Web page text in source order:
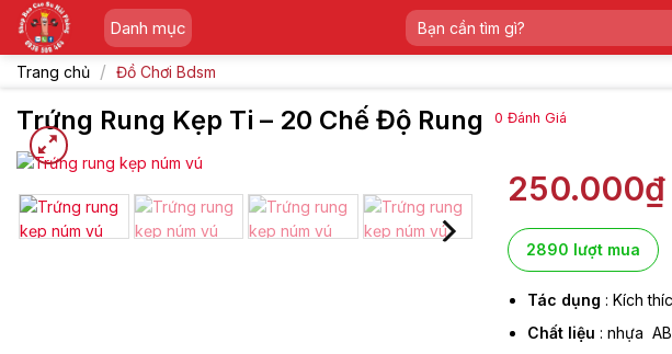
Skip
content
Danh mục
Tìm
kiếm:
Trang chủ / Đồ Chơi Bdsm
Trứng Rung Kẹp Ti – 20 Chế Độ Rung 0 Đánh Giá
250.000₫
2890 lượt mua
Tác dụng : Kích
Chất liệu : nhựa